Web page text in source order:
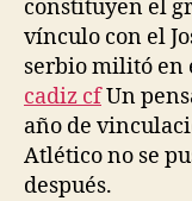
constituyen el
vínculo con el
serbio militó en
cadiz cfUn
año de
Atlético no se
después.